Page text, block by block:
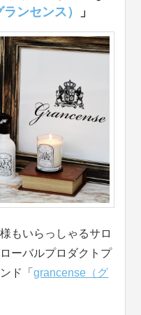
ンセンス） 」
もいらっしゃるサロ
ーバルプロダクトプ
ド「grancense（グ